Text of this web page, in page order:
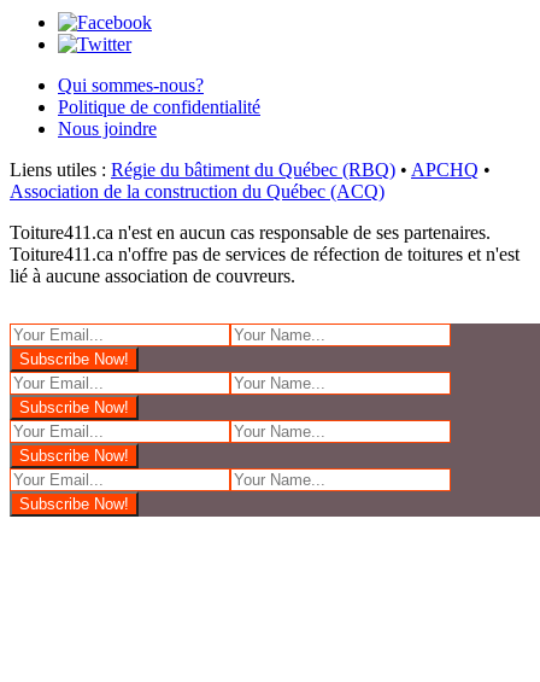
Qui sommes-nous?
Politique de confidentialité
Nous joindre
Liens utiles : Régie du bâtiment du Québec (RBQ) • APCHQ •
Association de la construction du Québec (ACQ)
Toiture411.ca n'est en aucun cas responsable de ses partenaires.
Toiture411.ca n'offre pas de services de réfection de toitures et n'est
lié à aucune association de couvreurs.